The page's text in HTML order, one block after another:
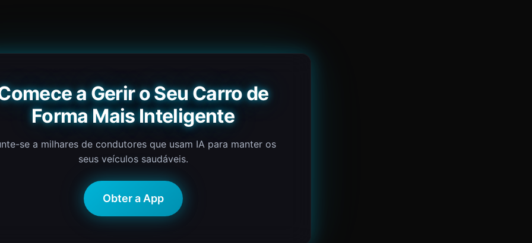
a Gerir o Seu Carro de
Forma Mais Inteligente
se a milhares de condutores que usam IA para manter os
seus veículos saudáveis.
Obter a App